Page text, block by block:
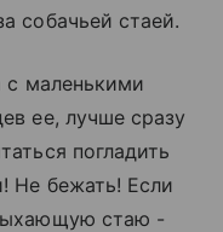
собачьей стаей.
с маленькими
ее, лучше сразу
погладить
Не бежать! Если
стаю -